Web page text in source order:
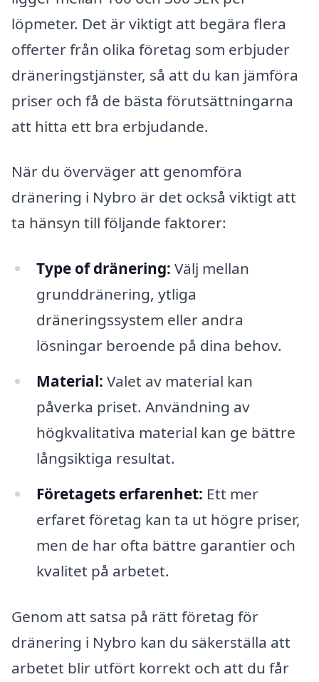
löpmeter. Det är viktigt att begära flera
offerter från olika företag som erbjuder
dräneringstjänster, så att du kan jämföra
priser och få de bästa förutsättningarna
att hitta ett bra erbjudande.
När du överväger att genomföra
dränering i Nybro är det också viktigt att
ta hänsyn till följande faktorer:
Type of dränering: Välj mellan
grunddränering, ytliga
dräneringssystem eller andra
lösningar beroende på dina behov.
Material: Valet av material kan
påverka priset. Användning av
högkvalitativa material kan ge bättre
långsiktiga resultat.
Företagets erfarenhet: Ett mer
erfaret företag kan ta ut högre priser,
men de har ofta bättre garantier och
kvalitet på arbetet.
Genom att satsa på rätt företag för
dränering i Nybro kan du säkerställa att
arbetet blir utfört korrekt och att du får